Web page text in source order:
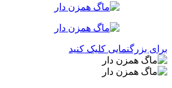
برای بزرگنمایی کلیک کنید